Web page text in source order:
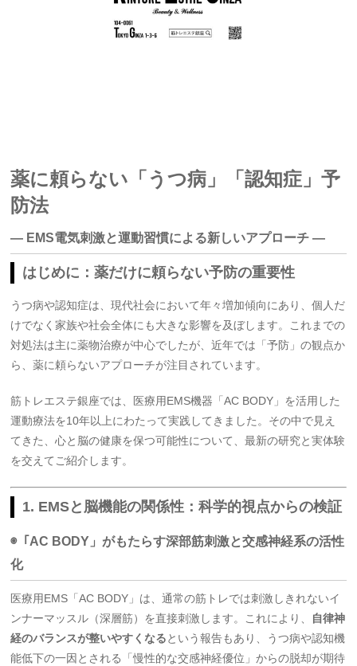
薬に頼らない「うつ病」「認知症」予
防法
― EMS電気刺激と運動習慣による新しいアプローチ ―
はじめに：薬だけに頼らない予防の重要性
うつ病や認知症は、現代社会において年々増加傾向にあり、個人だ
けでなく家族や社会全体にも大きな影響を及ぼします。これまでの
対処法は主に薬物治療が中心でしたが、近年では「予防」の観点か
ら、薬に頼らないアプローチが注目されています。
筋トレエステ銀座では、医療用EMS機器「AC BODY」を活用した
運動療法を10年以上にわたって実践してきました。その中で見え
てきた、心と脳の健康を保つ可能性について、最新の研究と実体験
を交えてご紹介します。
1. EMSと脳機能の関係性：科学的視点からの検証
◉「AC BODY」がもたらす深部筋刺激と交感神経系の活性
化
医療用EMS「AC BODY」は、通常の筋トレでは刺激しきれないイ
ンナーマッスル（深層筋）を直接刺激します。これにより、 自律神
経のバランスが整いやすくなるという報告もあり、うつ病や認知機
能低下の一因とされる「慢性的な交感神経優位」からの脱却が期待